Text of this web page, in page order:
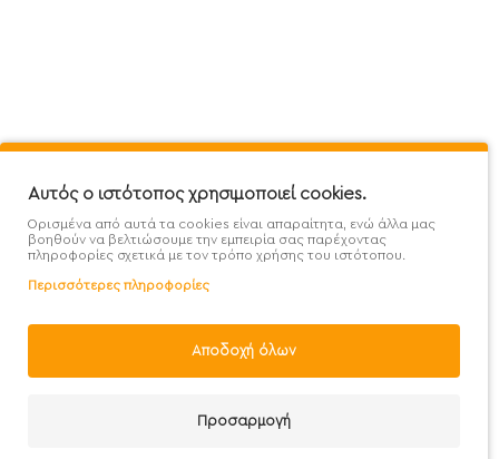
Προσφορές - Clearence GDPR
Χονδρική
Handcrafted with 💙 in Athens
Αυτός ο ιστότοπος χρησιμοποιεί cookies.
Ορισμένα από αυτά τα cookies είναι απαραίτητα, ενώ άλλα μας
βοηθούν να βελτιώσουμε την εμπειρία σας παρέχοντας
πληροφορίες σχετικά με τον τρόπο χρήσης του ιστότοπου.
Περισσότερες πληροφορίες
Αποδοχή όλων
Προσαρμογή